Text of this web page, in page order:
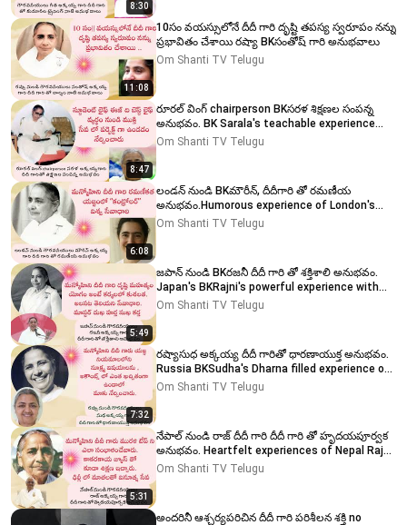
8:30
11:08
10సం వయస్సులోనే దీదీ గారి దృష్టి తపస్య స్వరూపం నన్ను
ప్రభావితం చేశాయి రష్యా BKసంతోష్ గారి అనుభవాలు
Om Shanti TV Telugu
8:47
రూరల్ వింగ్ chairperson BKసరళ శిక్షణల సంపన్న
అనుభవం. BK Sarala's teachable experience
with Didiji.
Om Shanti TV Telugu
6:08
లండన్ నుండి BKమౌరీన్, దీదీగారి తో రమణీయ
అనుభవం.Humorous experience of London's
BKMaureen with Didiji
Om Shanti TV Telugu
5:49
జపాన్ నుండి BKరజనీ దీదీ గారి తో శక్తిశాలి అనుభవం.
Japan's BKRajni's powerful experience with
Didiji
Om Shanti TV Telugu
7:32
రష్యాసుధ అక్కయ్య దీదీ గారితో ధారణాయుక్త అనుభవం.
Russia BKSudha's Dharna filled experience of
Didiji.
Om Shanti TV Telugu
5:31
నేపాల్ నుండి రాజ్ దీదీ గారి దీదీ గారి తో హృదయపూర్వక
అనుభవం. Heartfelt experiences of Nepal Raj
Didi
Om Shanti TV Telugu
అందరినీ ఆశ్చర్యపరిచిన దీదీ గారి పరిశీలన శక్తి no